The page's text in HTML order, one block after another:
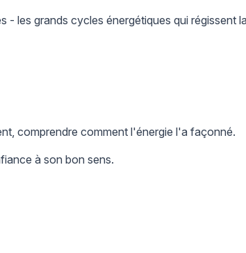
- les grands cycles énergétiques qui régissent
comprendre comment l'énergie l'a façonné.
à son bon sens.